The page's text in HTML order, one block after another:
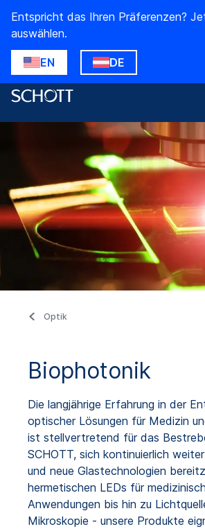
Entspricht das Ihren Präferenzen?
auswählen.
EN DE
Optik
Biophotonik
Die langjährige Erfahrung in der
optischer Lösungen für Medizin
ist stellvertretend für das
SCHOTT, sich kontinuierlich
und neue Glastechnologien
hermetischen LEDs für
Anwendungen bis hin zu
Mikroskopie - unsere Produkte